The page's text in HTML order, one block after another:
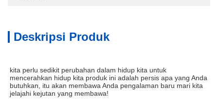
Deskripsi Produk
kita perlu sedikit perubahan dalam hidup kita untuk
mencerahkan hidup kita produk ini adalah persis apa yang Anda
butuhkan, itu akan membawa Anda pengalaman baru mari kita
jelajahi kejutan yang membawa!